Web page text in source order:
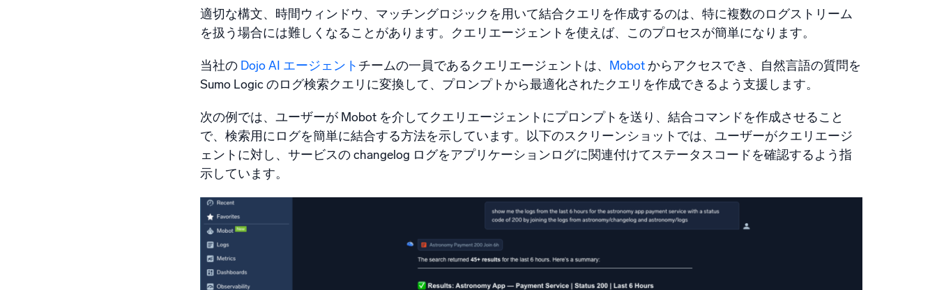
適切な構文、時間ウィンドウ、マッチングロジックを用いて結合クエリを作成するのは、特に複数のログストリーム
を扱う場合には難しくなることがあります。クエリエージェントを使えば、このプロセスが簡単になります。
当社の Dojo AI エージェント チームの一員であるクエリエージェントは、 Mobotからアクセスでき、自然言語の質問を
Sumo Logic のログ検索クエリに変換して、プロンプトから最適化されたクエリを作成できるよう支援します。
次の例では、ユーザーが Mobot を介してクエリエージェントにプロンプトを送り、結合コマンドを作成させること
で、検索用にログを簡単に結合する方法を示しています。以下のスクリーンショットでは、ユーザーがクエリエージ
ェントに対し、サービスの changelog ログをアプリケーションログに関連付けてステータスコードを確認するよう指
示しています。